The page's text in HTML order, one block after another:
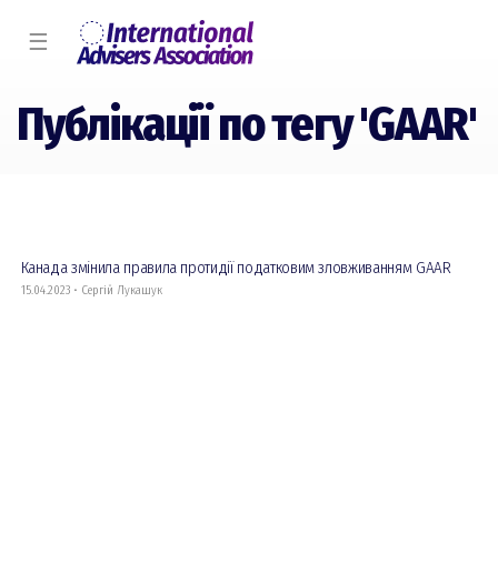
☰
Публікації по тегу 'GAAR'
Канада змінила правила протидії податковим зловживанням GAAR
15.04.2023 • Сергій Лукашук